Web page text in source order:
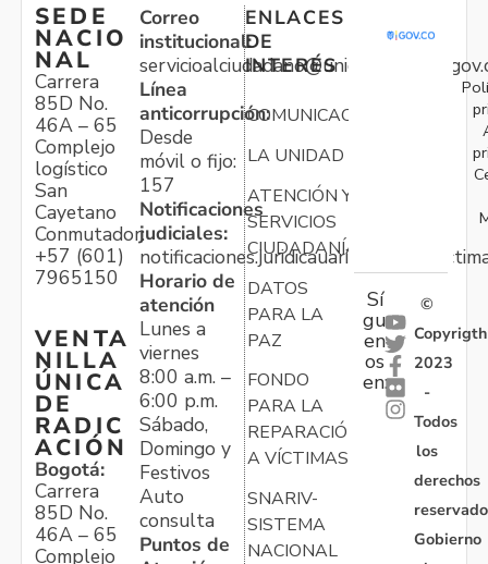
SEDE
NACIO
NAL
Carrera
85D No.
46A – 65
Complejo
logístico
San
Cayetano
Conmutador:
+57 (601)
7965150
VENTA
NILLA
ÚNICA
DE
RADIC
ACIÓN
Bogotá:
Carrera
85D No.
46A – 65
Complejo
Correo
institucional:
Línea
anticorrupción:
Desde
móvil o fijo:
157
Notificaciones
judiciales:
Horario de
atención
Lunes a
viernes
8:00 a.m. –
6:00 p.m.
Sábado,
Domingo y
Festivos
Auto
consulta
Puntos de
ENLACES
DE
INTERÉS
COMUNICACIONES
LA UNIDAD
ATENCIÓN Y
SERVICIOS
CIUDADANÍA
DATOS
PARA LA
PAZ
FONDO
PARA LA
REPARACIÓN
A VÍCTIMAS
SNARIV-
SISTEMA
NACIONAL
Sí
gu
en
os
en:
©
Copyrigth
2023
-
Todos
los
derechos
Gobierno